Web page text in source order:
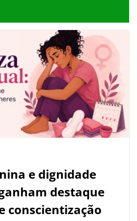
e dignidade
destaque
conscientização